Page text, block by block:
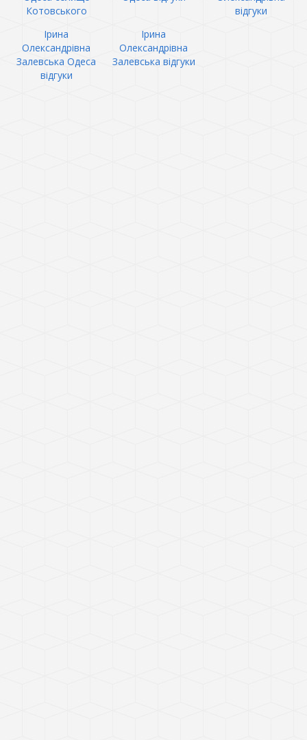
Котовського
відгуки
Ірина
Олександрівна
Залевська Одеса
відгуки
Ірина
Олександрівна
Залевська відгуки